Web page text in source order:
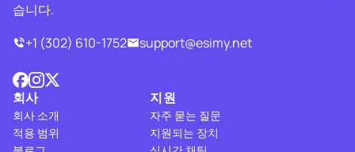
습니다.
+1 (302) 610-1752
support@esimy.net
회사
회사 소개
적용 범위
지원
자주 묻는 질문
지원되는 장치